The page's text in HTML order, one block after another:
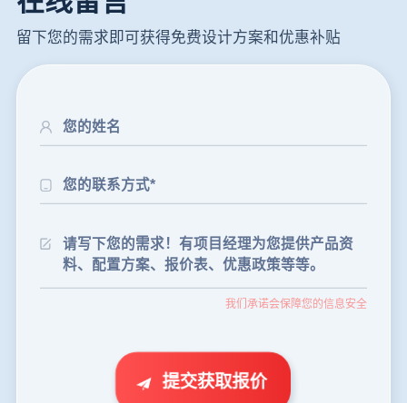
留下您的需求即可获得免费设计方案和优惠补贴
我们承诺会保障您的信息安全
提交获取报价
24分钟前 朱先生留言：制砂机3000吨一套多少钱？
35分钟前 张先生留言：碎石机有几种型号？碎石机械设备一套价格？
武先生留言：年产100万吨机制砂，用什么设备？
王先生留言：建一条石料破碎生产线，规模300吨/小时，提供设备选型和报价。